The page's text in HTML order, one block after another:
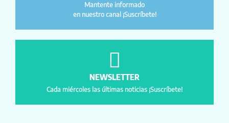
Mantente informado
en nuestro canal ¡Suscríbete!
NEWSLETTER
Cada miércoles las últimas noticias ¡Suscríbete!